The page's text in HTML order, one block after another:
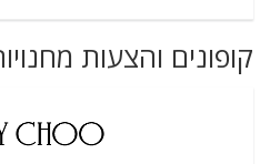
קופונים והצעות